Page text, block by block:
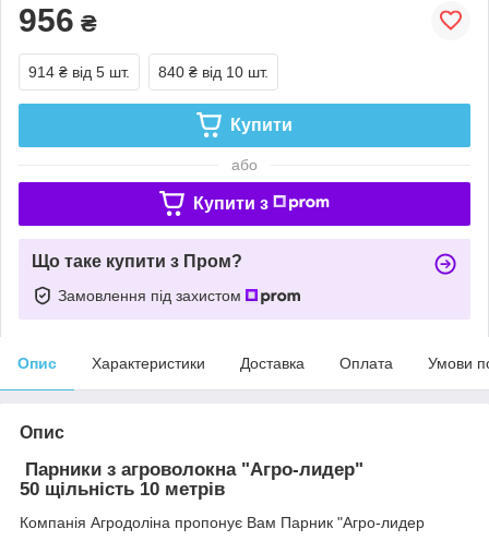
956 ₴
914 ₴ від 5 шт. 840 ₴ від 10 шт.
Купити
або
Купити з
Що таке купити з Пром?
Замовлення під захистом
Опис Характеристики Доставка Оплата Умови
Опис
Парники з агроволокна "Агро-лидер"
50 щільність 10 метрів
Компанія Агродоліна пропонує Вам Парник "Агро-лидер